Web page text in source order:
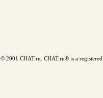
© 2001 CHAT.ru. CHAT.ru® is a